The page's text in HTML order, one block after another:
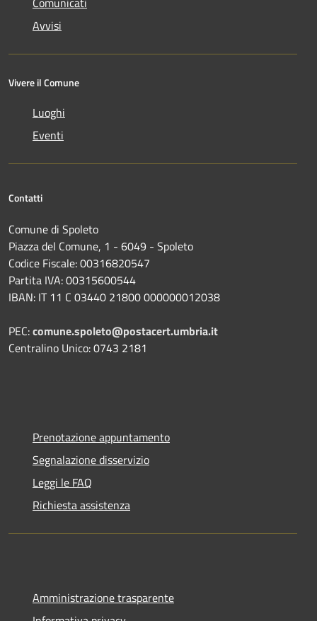
Avvisi
Vivere il Comune
Luoghi
Eventi
Contatti
Comune di Spoleto
Piazza del Comune, 1 - 6049 - Spoleto
Codice Fiscale: 00316820547
Partita IVA: 00315600544
IBAN: IT 11 C 03440 21800 000000012038
PEC:comune.spoleto@postacert.umbria.it
Centralino Unico: 0743 2181
Prenotazione appuntamento
Segnalazione disservizio
Leggi le FAQ
Richiesta assistenza
Amministrazione trasparente